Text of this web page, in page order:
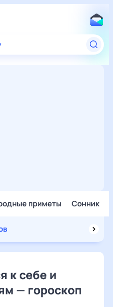
приметы Сонник
к себе и
— гороскоп